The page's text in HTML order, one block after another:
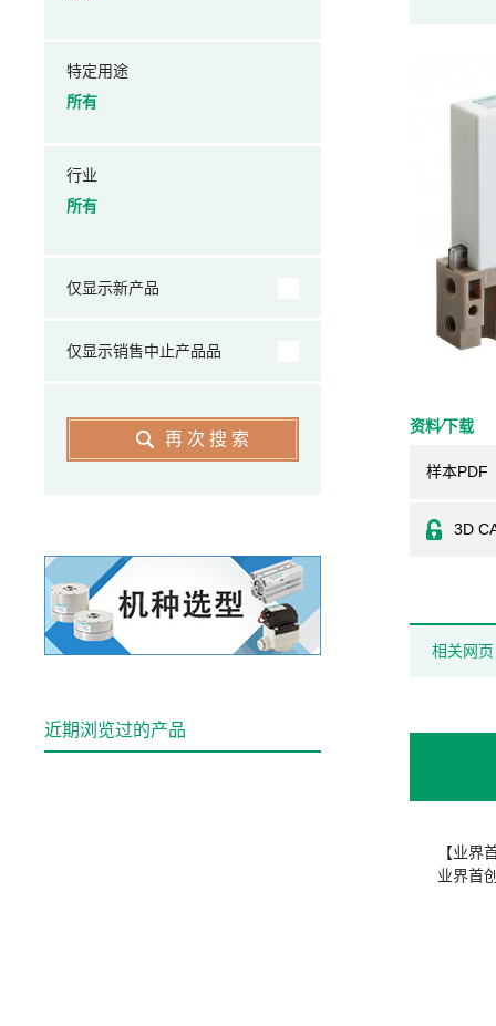
资料⁄下载
样本PDF
3D
相关网页
【业界
业界首
特定用途
所有
行业
所有
仅显示新产品
仅显示销售中止产品品
再次搜索
近期浏览过的产品